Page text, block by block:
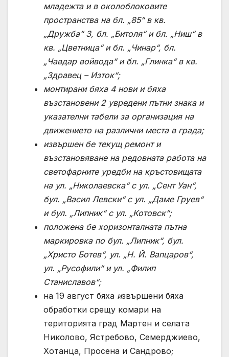
младежта и в околоблоковите
пространства на бл. „85“ в кв.
„Дружба“ 3, бл. „Битоля“ и бл. „Ниш“ в
кв. „Цветница“ и бл. „Чинар“, бл.
„Чавдар войвода“ и бл. „Глинка“ в кв.
„Здравец – Изток“;
монтирани бяха 4 нови и бяха
възстановени 2 увредени пътни знакаи
указателни табели за организация на
движението на различни места в града;
извършен бе текущ ремонт и
възстановяване на редовната работа на
светофарните уредби на кръстовищата
на ул. „Николаевска“ с ул. „Сент Уан“,
бул. „Васил Левски“ с ул. „Даме Груев“
и бул. „Липник“ с ул. „Котовск“;
положена бе хоризонталната пътна
маркировка по бул. „Липник“, бул.
„Христо Ботев“, ул. „Н. Й. Вапцаров“,
ул. „Русофили“ и ул. „Филип
Станиславов“;
на 19 август бяха извършени бяха
обработки срещу комари на
територията град Мартен и селата
Николово, Ястребово, Семерджиево,
Хотанца, Просена и Сандрово;